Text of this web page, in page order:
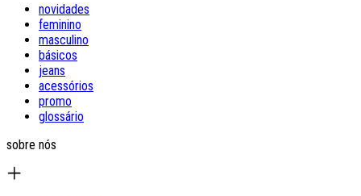
novidades
feminino
masculino
básicos
jeans
acessórios
promo
glossário
sobre nós